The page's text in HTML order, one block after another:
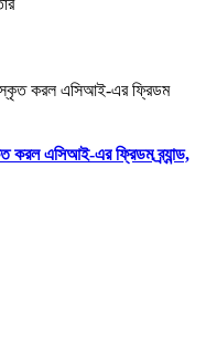
করল এসিআই-এর ফ্রিডম ব্র্যান্ড,